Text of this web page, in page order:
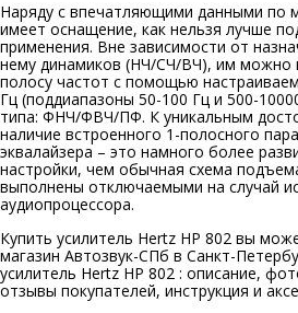
Наряду с впечатляющими данными по
имеет оснащение, как нельзя лучше
применения. Вне зависимости от
нему динамиков (НЧ/СЧ/ВЧ), им можно
полосу частот с помощью
Гц (поддиапазоны 50-100 Гц и 500-
типа: ФНЧ/ФВЧ/ПФ. К уникальным
наличие встроенного 1-полосного
эквалайзера – это намного более
настройки, чем обычная схема
выполнены отключаемыми на случай
аудиопроцессора.
Купить усилитель Hertz HP 802 вы
магазин Автозвук-СПб в Санкт-
усилитель Hertz HP 802 : описание,
отзывы покупателей, инструкция и